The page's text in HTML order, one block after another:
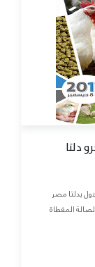
دلتا
بدلتا مصر
المغطاة